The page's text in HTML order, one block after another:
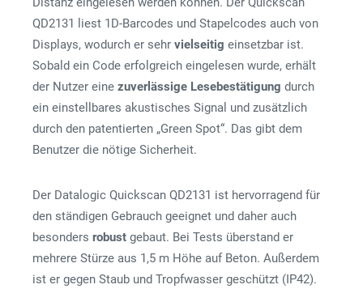
QD2131 liest 1D-Barcodes und Stapelcodes auch von
Displays, wodurch er sehr vielseitig einsetzbar ist.
Sobald ein Code erfolgreich eingelesen wurde, erhält
der Nutzer eine zuverlässige Lesebestätigung durch
ein einstellbares akustisches Signal und zusätzlich
durch den patentierten „Green Spot“. Das gibt dem
Benutzer die nötige Sicherheit.
Der Datalogic Quickscan QD2131 ist hervorragend für
den ständigen Gebrauch geeignet und daher auch
besonders robust gebaut. Bei Tests überstand er
mehrere Stürze aus 1,5 m Höhe auf Beton. Außerdem
ist er gegen Staub und Tropfwasser geschützt (IP42).